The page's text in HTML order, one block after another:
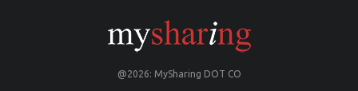
@2026: MySharing DOT CO